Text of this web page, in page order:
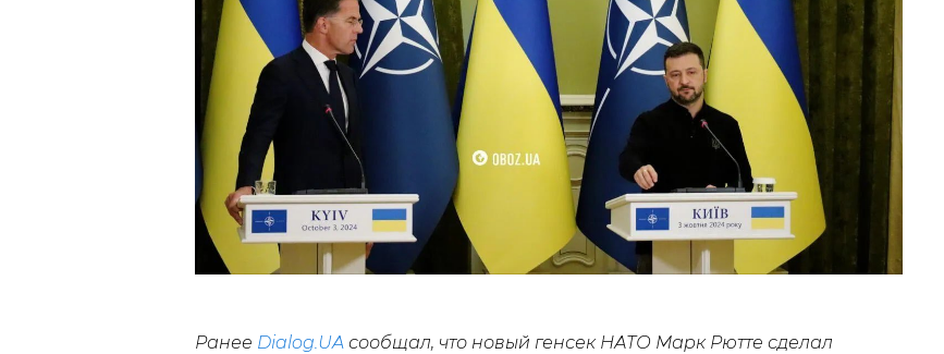
Ранее Dialog.UA сообщал, что новый генсек НАТО Марк Рютте сделал